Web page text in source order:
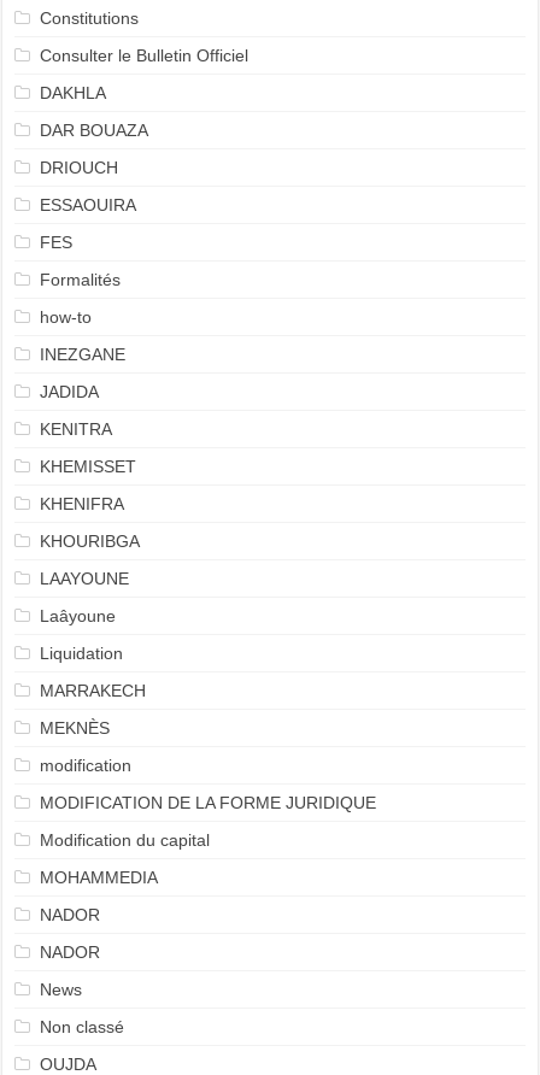
Constitutions
Consulter le Bulletin Officiel
DAKHLA
DAR BOUAZA
DRIOUCH
ESSAOUIRA
FES
Formalités
how-to
INEZGANE
JADIDA
KENITRA
KHEMISSET
KHENIFRA
KHOURIBGA
LAAYOUNE
Laâyoune
Liquidation
MARRAKECH
MEKNÈS
modification
MODIFICATION DE LA FORME JURIDIQUE
Modification du capital
MOHAMMEDIA
NADOR
NADOR
News
Non classé
OUJDA